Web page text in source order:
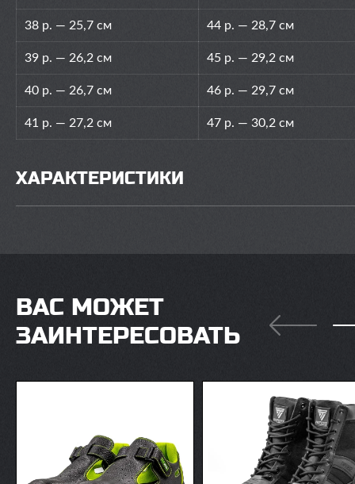
38 р. — 25,7 см 44 р. — 28,7 см
39 р. — 26,2 см 45 р. — 29,2 см
40 р. — 26,7 см 46 р. — 29,7 см
41 р. — 27,2 см 47 р. — 30,2 см
ХАРАКТЕРИСТИКИ
ВАС МОЖЕТ
ЗАИНТЕРЕСОВАТЬ